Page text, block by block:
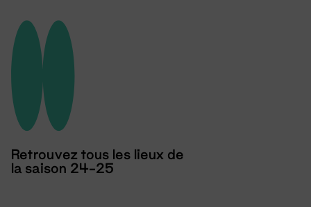
Retrouvez tous les lieux de
la saison 24-25